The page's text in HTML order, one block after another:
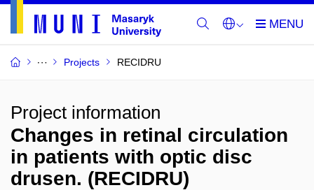
Projects RECIDRU
Project information
Changes in retinal circulation
in patients with optic disc
drusen. (RECIDRU)